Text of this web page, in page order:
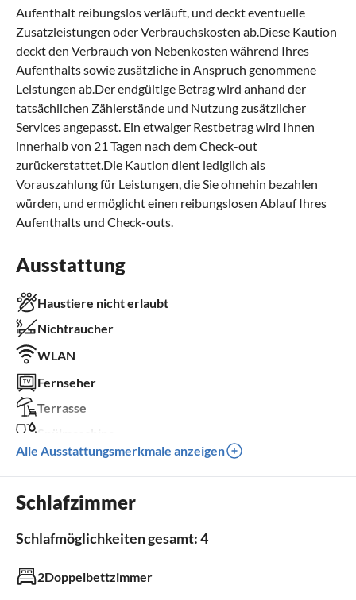
Aufenthalt reibungslos verläuft, und deckt eventuelle
Zusatzleistungen oder Verbrauchskosten ab.Diese Kaution
deckt den Verbrauch von Nebenkosten während Ihres
Aufenthalts sowie zusätzliche in Anspruch genommene
Leistungen ab.Der endgültige Betrag wird anhand der
tatsächlichen Zählerstände und Nutzung zusätzlicher
Services angepasst. Ein etwaiger Restbetrag wird Ihnen
innerhalb von 21 Tagen nach dem Check-out
zurückerstattet.Die Kaution dient lediglich als
Vorauszahlung für Leistungen, die Sie ohnehin bezahlen
würden, und ermöglicht einen reibungslosen Ablauf Ihres
Aufenthalts und Check-outs.
Ausstattung
Haustiere nicht erlaubt
Nichtraucher
WLAN
Fernseher
Terrasse
Waschmaschine
Außenbereich
Alle Ausstattungsmerkmale anzeigen
Schlafzimmer
Schlafmöglichkeiten gesamt: 4
2Doppelbettzimmer